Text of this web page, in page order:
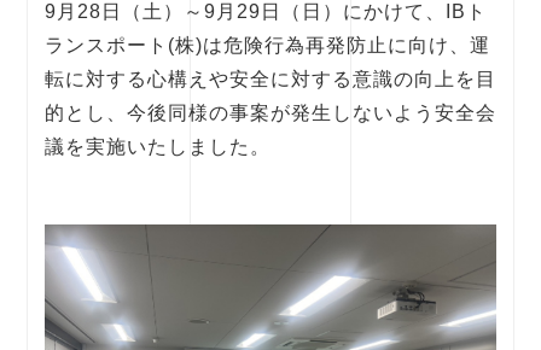
9月28日（土）～9月29日（日）にかけて、IBト
ランスポート(株)は危険行為再発防止に向け、運
転に対する心構えや安全に対する意識の向上を目
的とし、今後同様の事案が発生しないよう安全会
議を実施いたしました。